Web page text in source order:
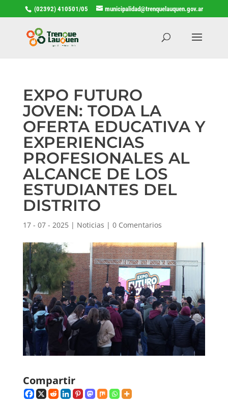
(02392) 410501/05 municipalidad@trenquelauquen.gov.ar
EXPO FUTURO
JOVEN: TODA LA
OFERTA EDUCATIVA Y
EXPERIENCIAS
PROFESIONALES AL
ALCANCE DE LOS
ESTUDIANTES DEL
DISTRITO
17 - 07 - 2025| Noticias | 0 Comentarios
Compartir